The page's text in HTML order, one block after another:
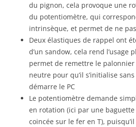
du pignon, cela provoque une
du potentiomètre, qui
intrinsèque, et permet de ne
Deux élastiques de rappel ont
d’un sandow, cela rend l’usage
permet de remettre le
neutre pour qu’il s’initialise
démarre le PC
Le potentiomètre demande
en rotation (ici par une
coincée sur le fer en T),